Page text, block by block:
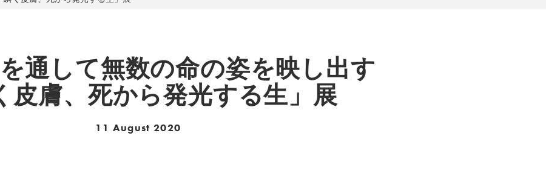
を通して無数の命の姿を映し出す
皮膚、死から発光する生」展
11 August 2020